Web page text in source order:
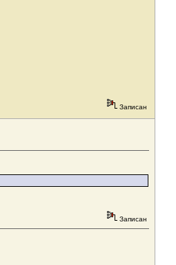
Записан
Записан